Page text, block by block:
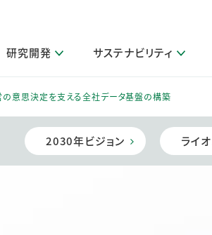
製品情報トップ
製品関連情報
取扱店舗検索
閉じる
研究開発
研究開発トップ
その他 重要研究活動
研究におけるデジタル技術活用
閉じる
サステナビリティ
サステナビリティトッ
ガバナンス
コーポレート・ガバナンス
閉じる
投資家情報トップ
IR関連情報
IR資料室
閉じる
企業情報トップ
会社案内
会社概要
閉じる
ニュースルームトッ
LION
閉じる
採用情報トップ
障がい者採用
閉じる
2030年ビジョン ライ
の意思決定を支える全社データ基盤の構築